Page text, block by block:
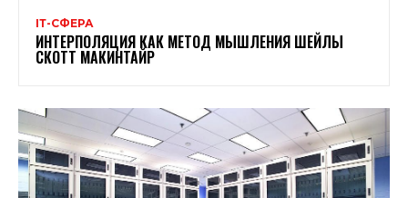
ІТ-СФЕРА
ИНТЕРПОЛЯЦИЯ КАК МЕТОД МЫШЛЕНИЯ ШЕЙЛЫ
СКОТТ МАКИНТАЙР